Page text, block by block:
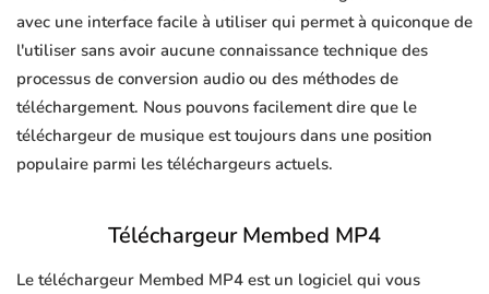
avec une interface facile à utiliser qui permet à quiconque de
l'utiliser sans avoir aucune connaissance technique des
processus de conversion audio ou des méthodes de
téléchargement. Nous pouvons facilement dire que le
téléchargeur de musique est toujours dans une position
populaire parmi les téléchargeurs actuels.
Téléchargeur Membed MP4
Le téléchargeur Membed MP4 est un logiciel qui vous